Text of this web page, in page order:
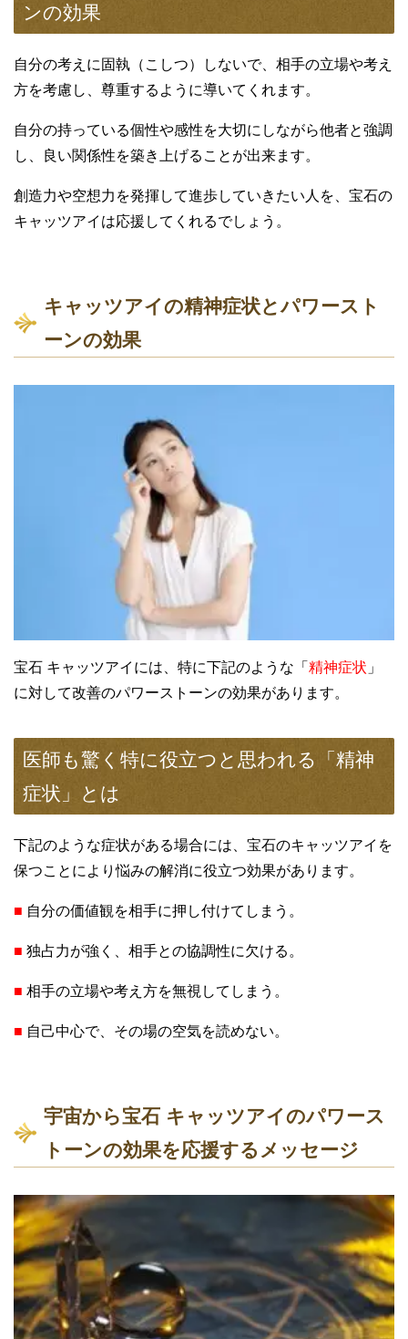
ンの効果
自分の考えに固執（こしつ）しないで、相手の立場や考え
方を考慮し、尊重するように導いてくれます。
自分の持っている個性や感性を大切にしながら他者と強調
し、良い関係性を築き上げることが出来ます。
創造力や空想力を発揮して進歩していきたい人を、宝石の
キャッツアイは応援してくれるでしょう。
キャッツアイの精神症状とパワースト
ーンの効果
宝石 キャッツアイには、特に下記のような「 精神症状 」
に対して改善のパワーストーンの効果があります。
医師も驚く特に役立つと思われる「精神
症状」とは
下記のような症状がある場合には、宝石のキャッツアイを
保つことにより悩みの解消に役立つ効果があります。
■ 自分の価値観を相手に押し付けてしまう。
■ 独占力が強く、相手との協調性に欠ける。
■ 相手の立場や考え方を無視してしまう。
■ 自己中心で、その場の空気を読めない。
宇宙から宝石 キャッツアイのパワース
トーンの効果を応援するメッセージ